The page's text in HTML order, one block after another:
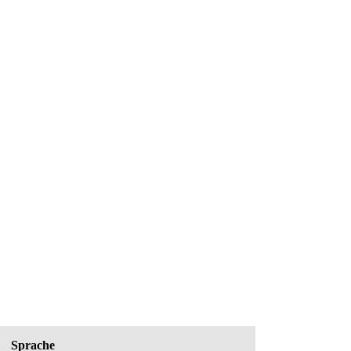
Sprache